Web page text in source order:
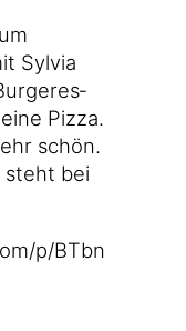
Syl­via
Piz­za.
schön.
steht bei
​p​/​B​T​b​n​